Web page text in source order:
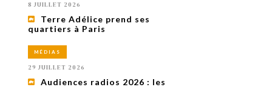
8 JUILLET 2026
Terre Adélice prend ses
quartiers à Paris
MÉDIAS
29 JUILLET 2026
Audiences radios 2026 : les